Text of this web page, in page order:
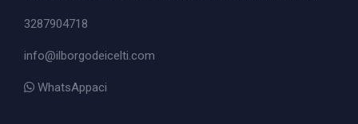
3287904718
info@ilborgodeicelti.com
WhatsAppaci
for: